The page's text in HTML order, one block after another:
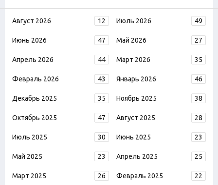
Август 2026 12 Июль 2026 49
Июнь 2026 47 Май 2026 27
Апрель 2026 44 Март 2026 35
Февраль 2026 43 Январь 2026 46
Декабрь 2025 35 Ноябрь 2025 38
Октябрь 2025 47 Август 2025 28
Июль 2025 30 Июнь 2025 23
Май 2025 23 Апрель 2025 25
Март 2025 26 Февраль 2025 22